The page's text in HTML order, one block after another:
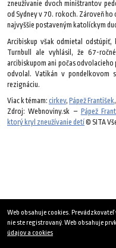
zneužívanie dvoch miništrantov
od Sydney v 70. rokoch. Zároveň ho
najvyššie postaveným katolíckym
Arcibiskup však odmietal odstúpiť,
Turnbull ale vyhlásil, že 67-
arcibiskupom ani počas odvolacieho
odvolal. Vatikán v pondelkovom
rezignáciu.
Viac k témam: cirkev, Pápež František,
Zdroj: Webnoviny.sk – Pápež
ktorý kryl zneužívanie detí© SITA
Web obsahuje cookies.
nie ste registrovaný. Web obsahuje
údajov a cookies